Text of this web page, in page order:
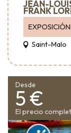
JEAN-
FRANK
EXPOSICIÓN
Saint-Malo
Desde
5 €
El precio